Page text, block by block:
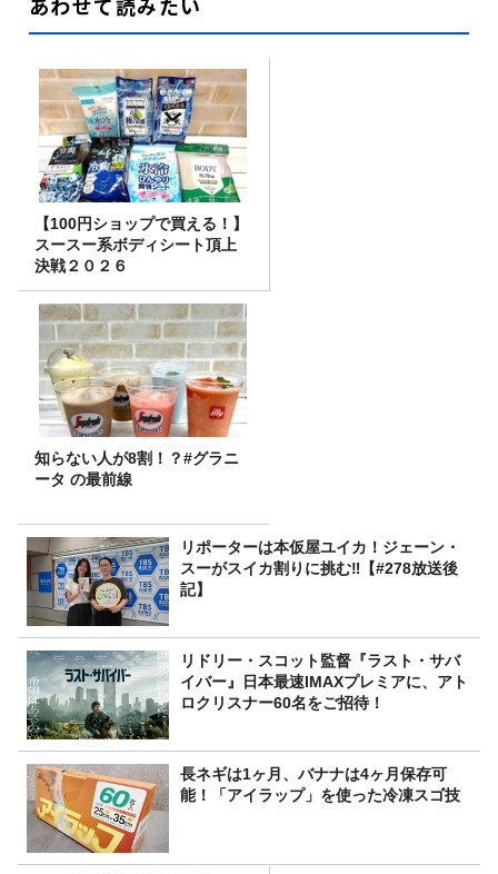
【100円ショップで買える！】
スースー系ボディシート頂上
決戦２０２６
知らない人が8割！？#グラニ
ータ の最前線
リポーターは本仮屋ユイカ！ジェーン・
スーがスイカ割りに挑む‼【#278放送後
記】
リドリー・スコット監督『ラスト・サバ
イバー』日本最速IMAXプレミアに、アト
ロクリスナー60名をご招待！
長ネギは1ヶ月、バナナは4ヶ月保存可
能！「アイラップ」を使った冷凍スゴ技